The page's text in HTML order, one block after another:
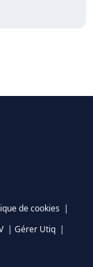
de cookies |
| Gérer Utiq |